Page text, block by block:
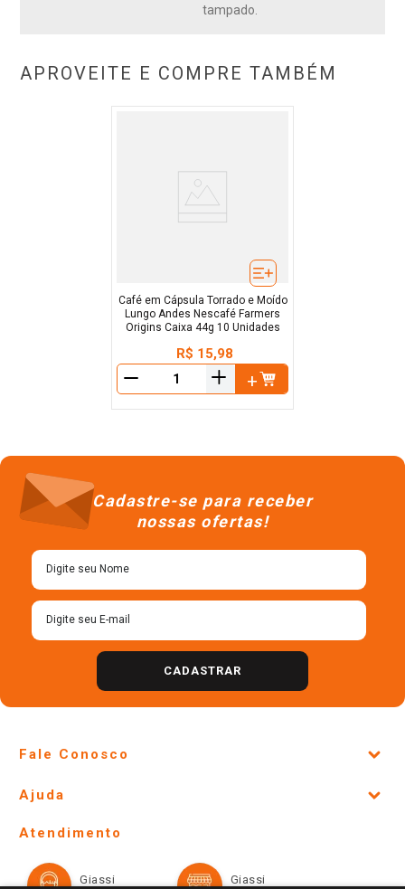
tampado.
APROVEITE E COMPRE TAMBÉM
Café em Cápsula Torrado e Moído
Lungo Andes Nescafé Farmers
Origins Caixa 44g 10 Unidades
R$ 15,98
＋
Cadastre-se para receber
nossas ofertas!
CADASTRAR
Fale Conosco
Lojas Físicas e Horários
Ofertas
Televendas
Ajuda
Formas de Pagamento
Atendimento
Giassi
Giassi